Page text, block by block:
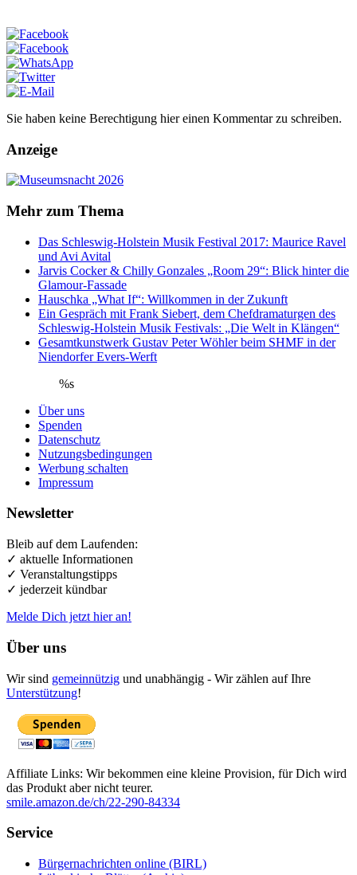
Sie haben keine Berechtigung hier einen Kommentar zu schreiben.
Anzeige
Mehr zum Thema
Das Schleswig-Holstein Musik Festival 2017: Maurice Ravel
und Avi Avital
Jarvis Cocker & Chilly Gonzales „Room 29“: Blick hinter die
Glamour-Fassade
Hauschka „What If“: Willkommen in der Zukunft
Ein Gespräch mit Frank Siebert, dem Chefdramaturgen des
Schleswig-Holstein Musik Festivals: „Die Welt in Klängen“
Gesamtkunstwerk Gustav Peter Wöhler beim SHMF in der
Niendorfer Evers-Werft
%s
Über uns
Spenden
Datenschutz
Nutzungsbedingungen
Werbung schalten
Impressum
Newsletter
Bleib auf dem Laufenden:
✓ aktuelle Informationen
✓ Veranstaltungstipps
✓ jederzeit kündbar
Melde Dich jetzt hier an!
Über uns
Wir sind gemeinnützig und unabhängig - Wir zählen auf Ihre
Unterstützung!
Affiliate Links: Wir bekommen eine kleine Provision, für Dich wird
das Produkt aber nicht teurer.
smile.amazon.de/ch/22-290-84334
Service
Bürgernachrichten online (BIRL)